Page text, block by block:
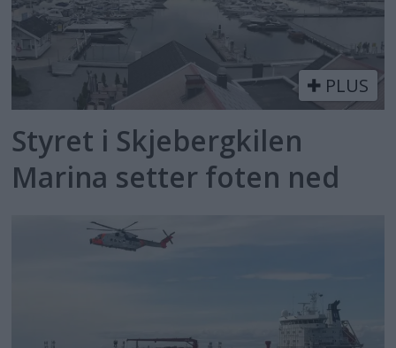
PLUS
Styret i Skjebergkilen
Marina setter foten ned